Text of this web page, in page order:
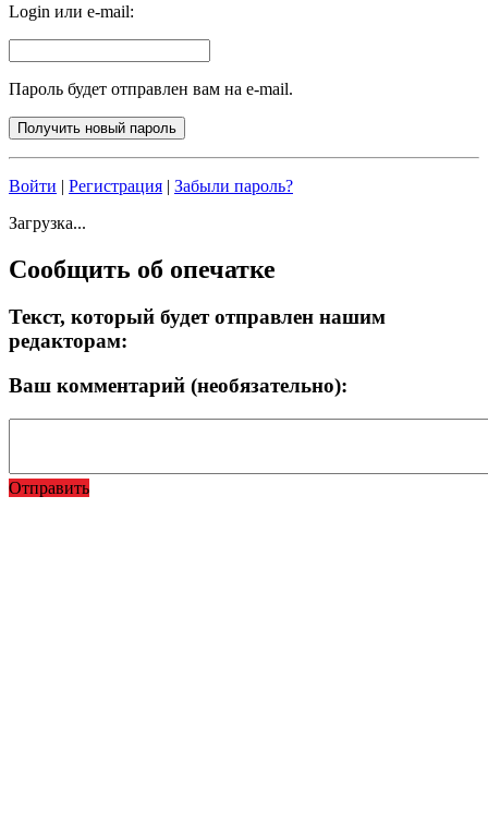
Login или e-mail:
Пароль будет отправлен вам на e-mail.
Войти | Регистрация | Забыли пароль?
Загрузка...
Сообщить об опечатке
Текст, который будет отправлен нашим
редакторам:
Ваш комментарий (необязательно):
Отправить